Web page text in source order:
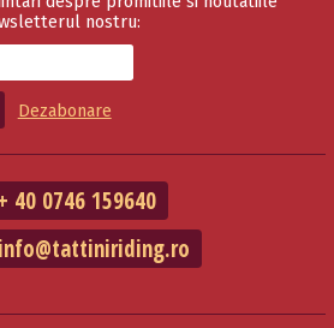
nostru:
Dezabonare
+ 40 0746 159640
info@tattiniriding.ro